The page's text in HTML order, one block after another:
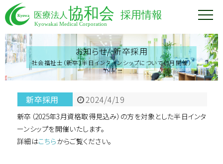
お知らせ/新卒採用
社会福祉士（新卒）半日インターンシップについて（5月開催）
新卒採用 2024/4/19
新卒（2025年3月資格取得見込み）の方を対象とした半日インタ
ーンシップを開催いたします。
詳細はこちらからご覧ください。